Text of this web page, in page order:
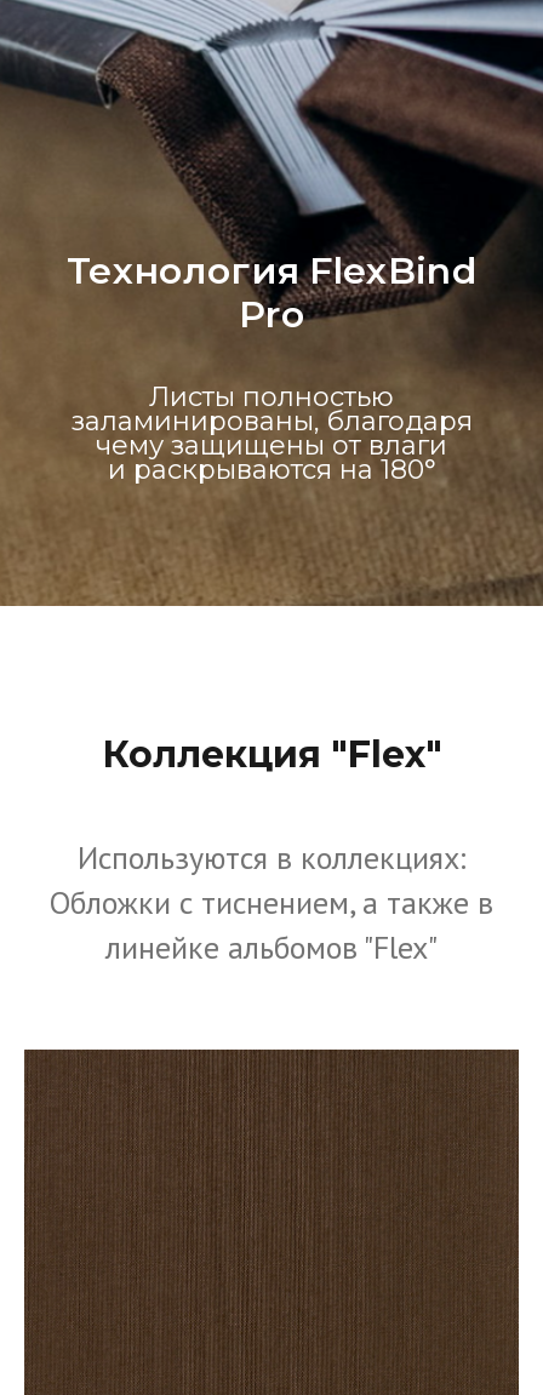
Технология FlexBind
Pro
Листы полностью
заламинированы, благодаря
чему защищены от влаги
и раскрываются на 180°
Коллекция "Flex"
Используются в коллекциях:
Обложки с тиснением, а также в
линейке альбомов "Flex"